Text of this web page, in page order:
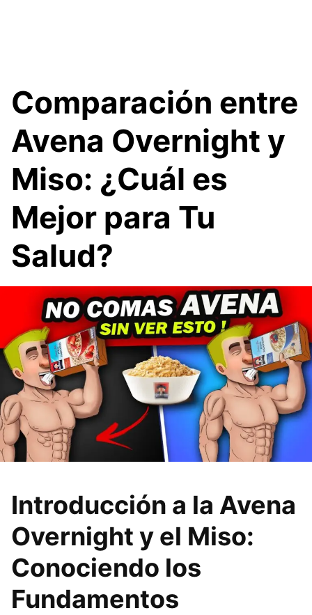
Comparación entre
Avena Overnight y
Miso: ¿Cuál es
Mejor para Tu
Salud?
Introducción a la Avena
Overnight y el Miso:
Conociendo los
Fundamentos